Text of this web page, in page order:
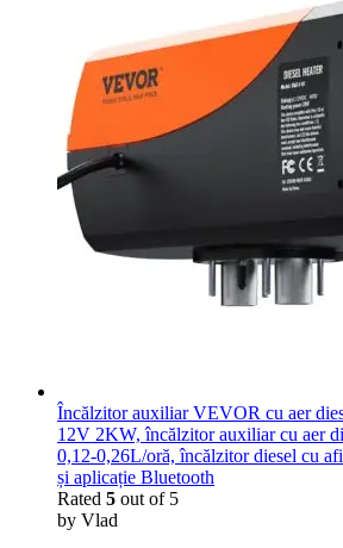
Încălzitor auxiliar VEVOR cu aer
12V 2KW, încălzitor auxiliar cu aer
0,12-0,26L/oră, încălzitor diesel cu
și aplicație Bluetooth
Rated 5 out of 5
by Vlad